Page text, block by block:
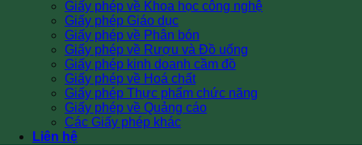
Giấy phép về Khoa học công nghệ
Giấy phép Giáo dục
Giấy phép về Phân bón
Giấy phép về Rượu và Đồ uống
Giấy phép kinh doanh cầm đồ
Giấy phép về Hoá chất
Giấy phép Thực phẩm chức năng
Giấy phép về Quảng cáo
Các Giấy phép khác
Liên hệ